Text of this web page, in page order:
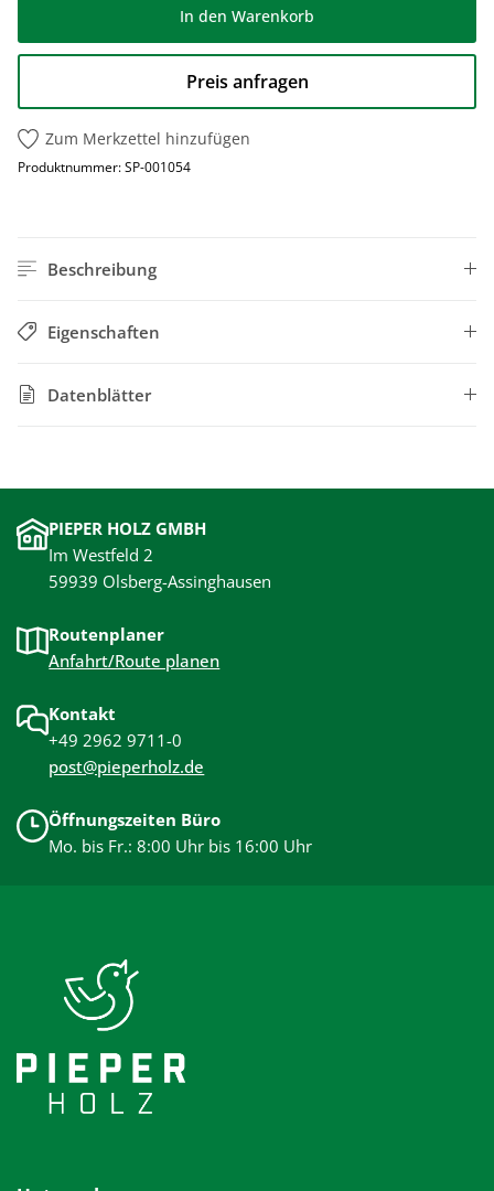
In den Warenkorb
Preis anfragen
Zum Merkzettel hinzufügen
Produktnummer:SP-001054
Beschreibung
Eigenschaften
Datenblätter
PIEPER HOLZ GMBH
Im Westfeld 2
59939 Olsberg-Assinghausen
Routenplaner
Anfahrt/Route planen
Kontakt
+49 2962 9711-0
post@pieperholz.de
Öffnungszeiten Büro
Mo. bis Fr.: 8:00 Uhr bis 16:00 Uhr